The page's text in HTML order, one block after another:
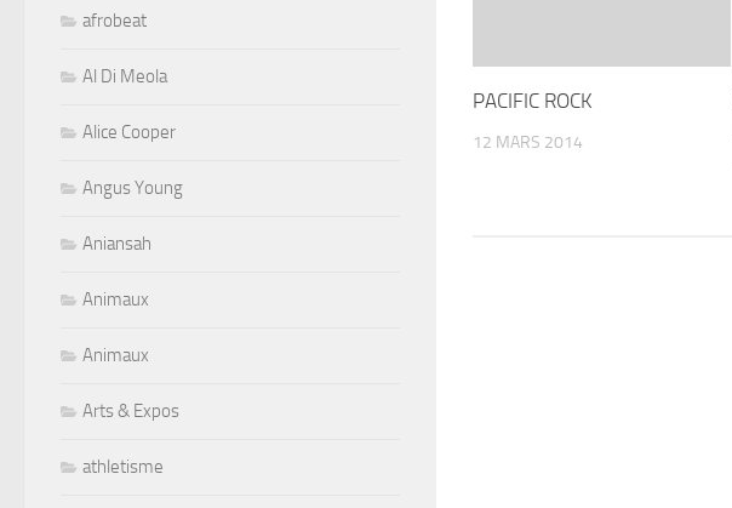
PACIFIC ROCK
12 MARS 2014
afrobeat
Al Di Meola
Alice Cooper
Angus Young
Aniansah
Animaux
Animaux
Arts & Expos
athletisme